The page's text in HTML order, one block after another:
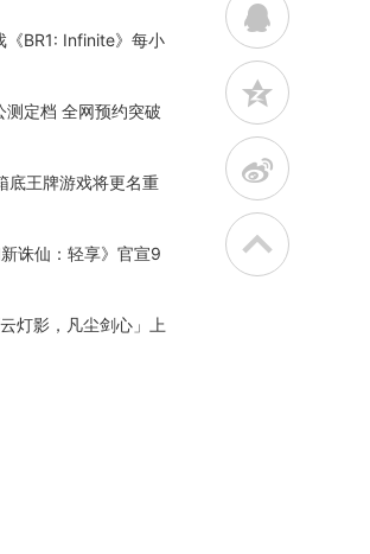
《BR1: Infinite》每小
测定档 全网预约突破
底王牌游戏将更名重
诛仙：轻享》官宣9
灯影，凡尘剑心」上
q
z
t